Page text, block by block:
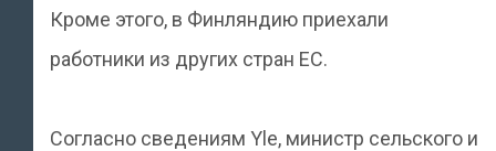
Кроме этого, в Финляндию приехали
работники из других стран ЕС.
Согласно сведениям Yle, министр сельского и